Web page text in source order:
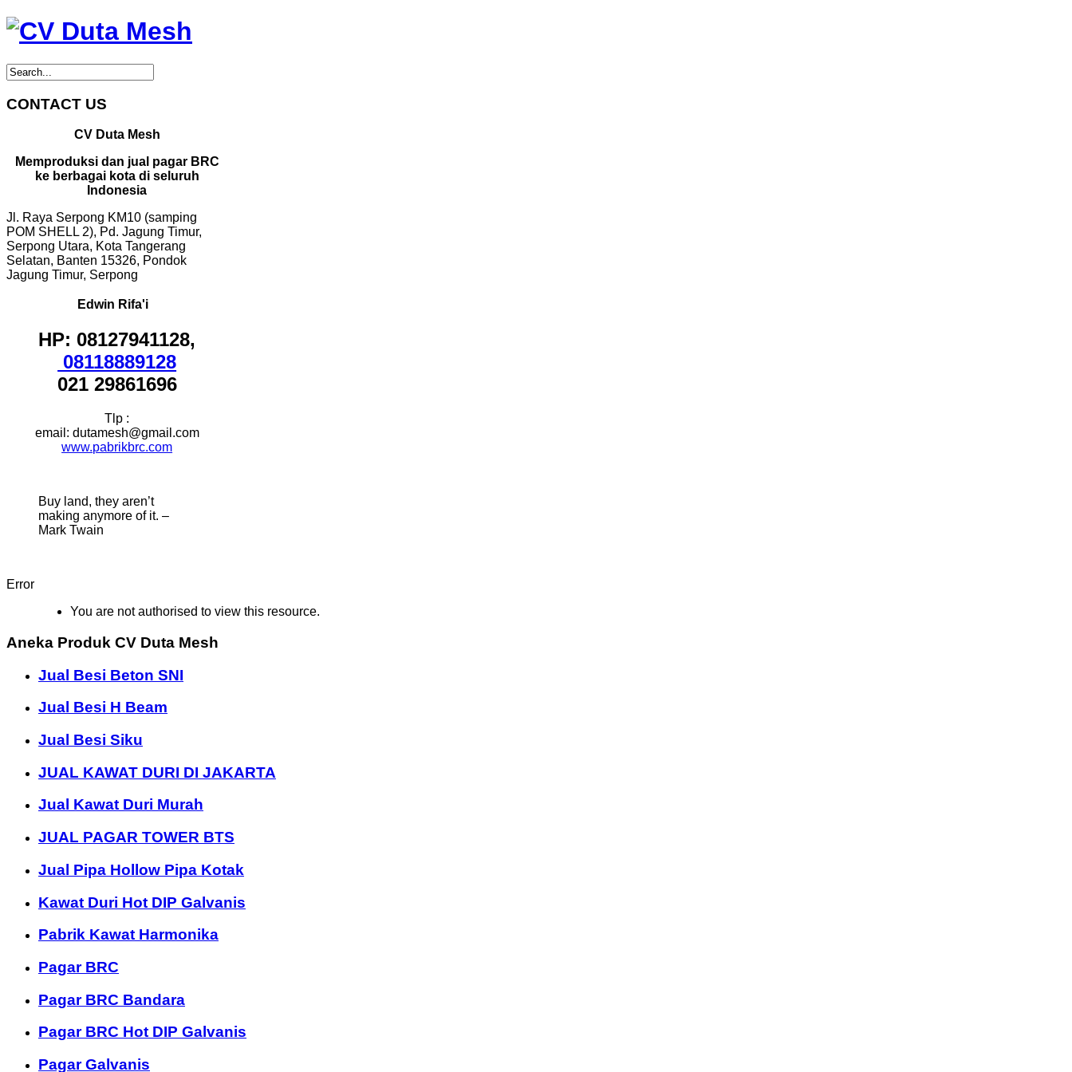
CONTACT US
CV Duta Mesh
Memproduksi dan jual pagar BRC
ke berbagai kota di seluruh
Indonesia
Jl. Raya Serpong KM10 (samping
POM SHELL 2), Pd. Jagung Timur,
Serpong Utara, Kota Tangerang
Selatan, Banten 15326, Pondok
Jagung Timur, Serpong
Edwin Rifa'i
HP: 08127941128,
08118889128
021 29861696
Tlp :
email: dutamesh@gmail.com
www.pabrikbrc.com
Buy land, they aren’t
making anymore of it. –
Mark Twain
Error
You are not authorised to view this resource.
Aneka Produk CV Duta Mesh
Jual Besi Beton SNI
Jual Besi H Beam
Jual Besi Siku
JUAL KAWAT DURI DI JAKARTA
Jual Kawat Duri Murah
JUAL PAGAR TOWER BTS
Jual Pipa Hollow Pipa Kotak
Kawat Duri Hot DIP Galvanis
Pabrik Kawat Harmonika
Pagar BRC
Pagar BRC Bandara
Pagar BRC Hot DIP Galvanis
Pagar Galvanis